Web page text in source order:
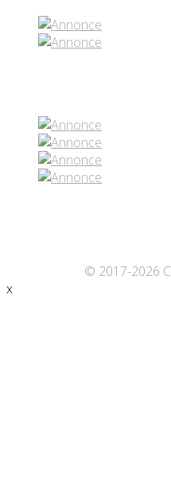
© 2017-2026
x